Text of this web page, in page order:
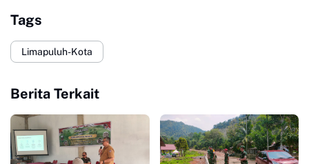
Tags
Limapuluh-Kota
Berita Terkait